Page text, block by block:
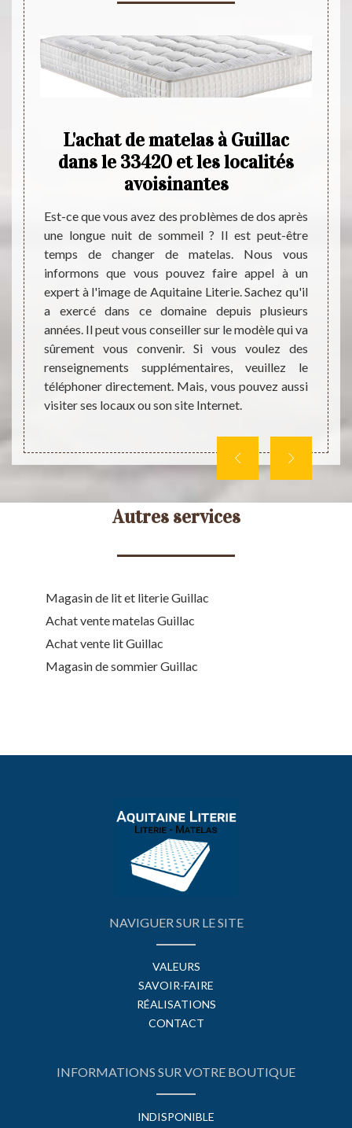
qui
des
de
de
site
L'achat de matelas à Guillac
dans le 33420 et les localités
avoisinantes
Est-ce que vous avez des problèmes de dos après
une longue nuit de sommeil ? Il est peut-être
temps de changer de matelas. Nous vous
informons que vous pouvez faire appel à un
expert à l'image de Aquitaine Literie. Sachez qu'il
a exercé dans ce domaine depuis plusieurs
années. Il peut vous conseiller sur le modèle qui va
sûrement vous convenir. Si vous voulez des
renseignements supplémentaires, veuillez le
téléphoner directement. Mais, vous pouvez aussi
visiter ses locaux ou son site Internet.
La
est
les
aux
ou
vous
lundi
Autres services
Magasin de lit et literie Guillac
Achat vente matelas Guillac
Achat vente lit Guillac
Magasin de sommier Guillac
NAVIGUER SUR LE SITE
VALEURS
SAVOIR-FAIRE
RÉALISATIONS
CONTACT
INFORMATIONS SUR VOTRE BOUTIQUE
INDISPONIBLE